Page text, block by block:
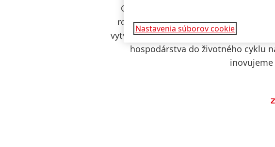
Oddelenie hospodárskeho rastu od
rozvoj obehového hospodárstva, sú
vytváraniu hodnoty. Podporujeme
hospodárstva do životného cyklu
Nastavenia súborov cookie